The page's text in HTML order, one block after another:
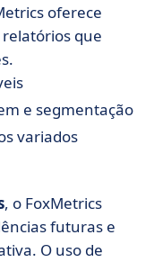
oferece
que
e segmentação
variados
, o FoxMetrics
futuras e
O uso de